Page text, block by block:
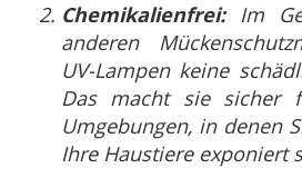
Chemikalienfrei:Im
anderen
UV-Lampen keine
Das macht sie sicher
Umgebungen, in denen
Ihre Haustiere exponiert